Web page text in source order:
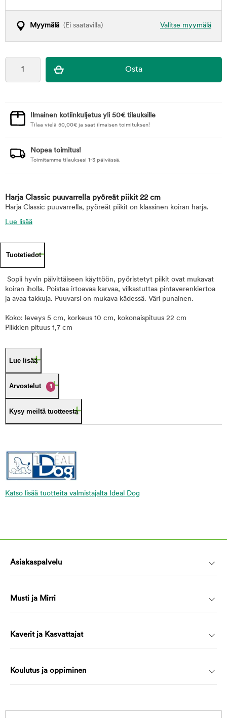
Valitse myymälä
Myymälä (Ei saatavilla)
Ilmainen kotiinkuljetus yli 50€ tilauksille
Tilaa vielä 50,00€ ja saat ilmaisen toimituksen!
Nopea toimitus!
Toimitamme tilauksesi 1-3 päivässä.
Harja Classic puuvarrella pyöreät piikit 22 cm
Harja Classic puuvarrella, pyöreät piikit on klassinen koiran harja.
Lue lisää
Tuotetiedot
Sopii hyvin päivittäiseen käyttöön, pyöristetyt piikit ovat mukavat
koiran iholla. Poistaa irtoavaa karvaa, vilkastuttaa pintaverenkiertoa
ja avaa takkuja. Puuvarsi on mukava kädessä. Väri punainen.
Koko: leveys 5 cm, korkeus 10 cm, kokonaispituus 22 cm
Piikkien pituus 1,7 cm
Lue lisää
Arvostelut 1
Kysy meiltä tuotteesta
Katso lisää tuotteita valmistajalta Ideal Dog
Asiakaspalvelu
Musti ja Mirri
Kaverit ja Kasvattajat
Koulutus ja oppiminen